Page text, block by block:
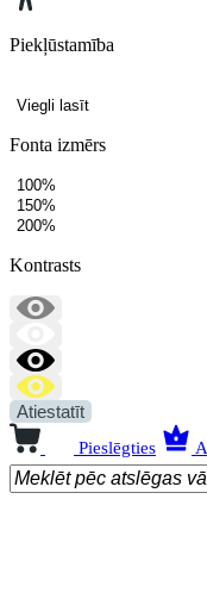
Piekļūstamība
Viegli lasīt
Fonta izmērs
100%
150%
200%
Kontrasts
Atiestatīt
Pieslēgties